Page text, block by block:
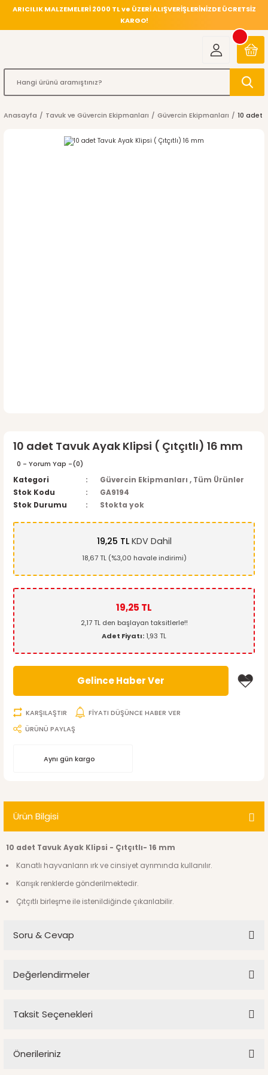
ARICILIK MALZEMELERİ 2000 TL ve ÜZERİ ALIŞVERİŞLERİNİZDE ÜCRETSİZ
KARGO!
Anasayfa Tavuk ve Güvercin Ekipmanları Güvercin Ekipmanları 10 adet
10 adet Tavuk Ayak Klipsi ( Çıtçıtlı) 16 mm
0 - Yorum Yap -(0)
Kategori
Güvercin Ekipmanları , Tüm Ürünler
Stok Kodu
GA9194
Stok Durumu
Stokta yok
19,25 TLKDV Dahil
18,67 TL (%3,00 havale indirimi)
19,25 TL
2,17 TL den başlayan taksitlerle!!
Adet Fiyatı:1,93 TL
Gelince Haber Ver
KARŞILAŞTIR
FİYATI DÜŞÜNCE HABER VER
ÜRÜNÜ PAYLAŞ
Aynı gün kargo
Ürün Bilgisi
10 adet Tavuk Ayak Klipsi - Çıtçıtlı- 16 mm
Kanatlı hayvanların ırk ve cinsiyet ayrımında kullanılır.
Karışık renklerde gönderilmektedir.
Çıtçıtlı birleşme ile istenildiğinde çıkarılabilir.
Soru & Cevap
Değerlendirmeler
Taksit Seçenekleri
Önerileriniz